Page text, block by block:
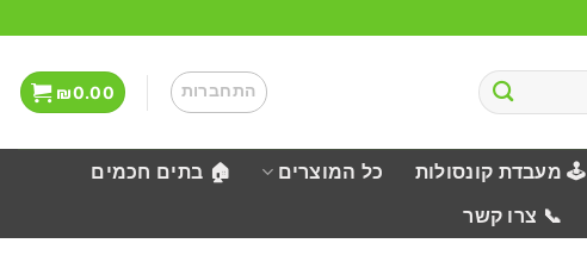
התחברות ₪0.00
🕹️ מעבדת קונסולות כל המוצרים
🏠 בתים חכמים
📞 צרו קשר